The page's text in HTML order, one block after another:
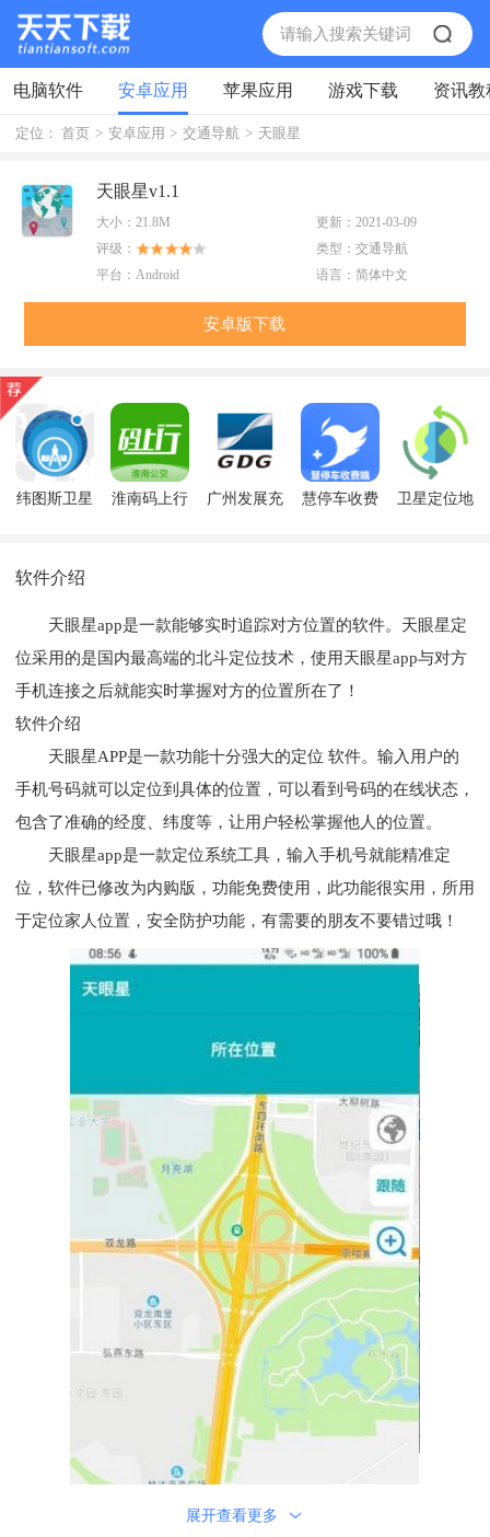
电脑软件 安卓应用 苹果应用 游戏下载 资讯教
定位： 首页 > 安卓应用 > 交通导航 > 天眼星
天眼星v1.1
大小： 21.8M 更新： 2021-03-09
评级：
类型： 交通导航
平台： Android 语言： 简体中文
安卓版下载
纬图斯卫星
淮南码上行
广州发展充
慧停车收费
卫星定位地
软件介绍
天眼星app是一款能够实时追踪对方位置的软件。天眼星定
位采用的是国内最高端的北斗定位技术，使用天眼星app与对方
手机连接之后就能实时掌握对方的位置所在了！
软件介绍
天眼星APP是一款功能十分强大的定位 软件。输入用户的
手机号码就可以定位到具体的位置，可以看到号码的在线状态，
包含了准确的经度、纬度等，让用户轻松掌握他人的位置。
天眼星app是一款定位系统工具，输入手机号就能精准定
位，软件已修改为内购版，功能免费使用，此功能很实用，所用
于定位家人位置，安全防护功能，有需要的朋友不要错过哦！
展开查看更多